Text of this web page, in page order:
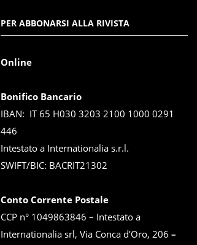
PER ABBONARSI ALLA RIVISTA
Online
Bonifico Bancario
IBAN: IT 65 H030 3203 2100 1000 0291
446
Intestato a Internationalia s.r.l.
SWIFT/BIC: BACRIT21302
Conto Corrente Postale
CCP n° 1049863846 – Intestato a
Internationalia srl, Via Conca d’Oro, 206 –